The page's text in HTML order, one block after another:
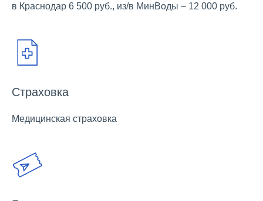
в Краснодар 6 500 руб., из/в МинВоды – 12 000 руб.
Страховка
Медицинская страховка
ПОНРАВИТЬСЯ: